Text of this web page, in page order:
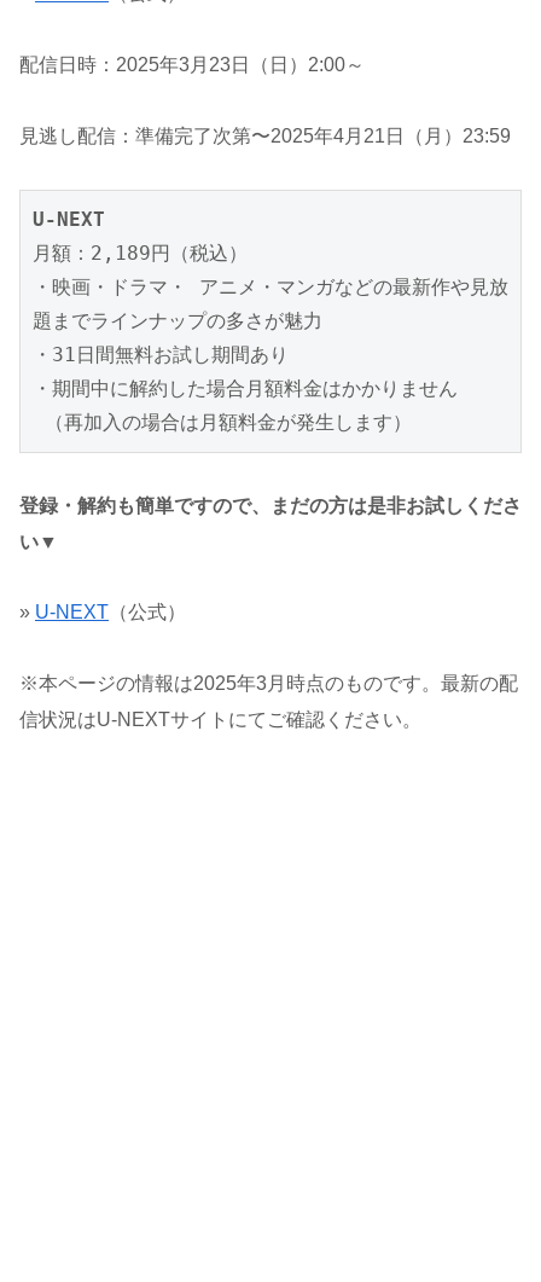
配信日時：2025年3月23日（日）2:00～
見逃し配信：準備完了次第〜2025年4月21日（月）23:59
U-NEXT
月額：2,189円（税込）
・映画・ドラマ・ アニメ・マンガなどの最新作や見放
題までラインナップの多さが魅力
・31日間無料お試し期間あり
・期間中に解約した場合月額料金はかかりません
（再加入の場合は月額料金が発生します）
登録・解約も簡単ですので、まだの方は是非お試しくださ
い▼
» U-NEXT （公式）
※本ページの情報は2025年3月時点のものです。最新の配
信状況はU-NEXTサイトにてご確認ください。